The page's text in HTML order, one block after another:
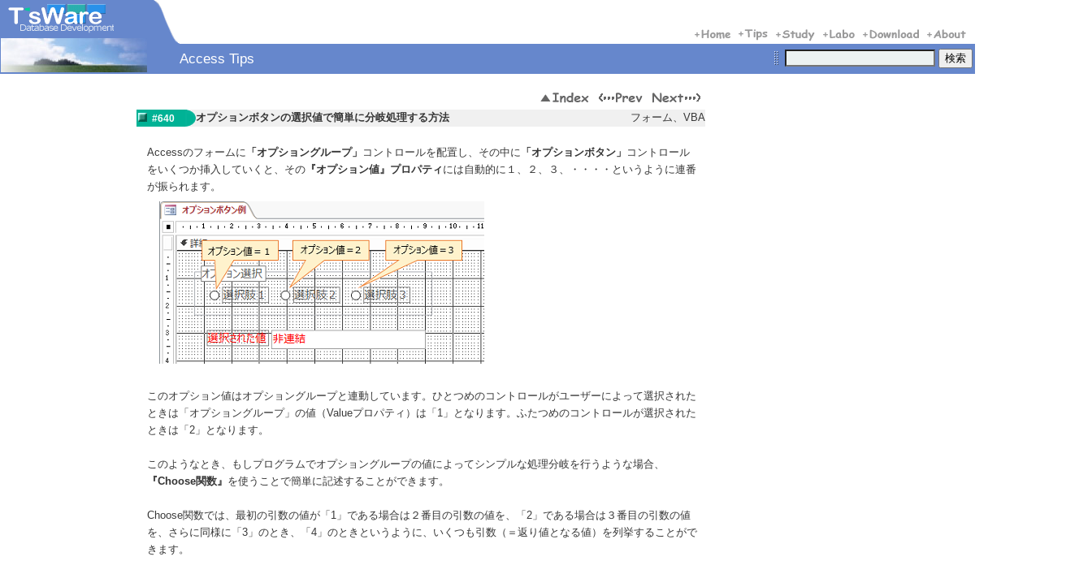
Access Tips
#640 オプションボタンの選択値で簡単に分岐処理する方法 フォーム、VBA
Accessのフォームに 「オプショングループ」 コントロールを配置し、その中に 「オプションボタン」 コントロール
をいくつか挿入していくと、その 『オプション値』プロパティ には自動的に１、２、３、・・・・というように連番
が振られます。
このオプション値はオプショングループと連動しています。ひとつめのコントロールがユーザーによって選択された
ときは「オプショングループ」の値（Valueプロパティ）は「1」となります。ふたつめのコントロールが選択された
ときは「2」となります。
このようなとき、もしプログラムでオプショングループの値によってシンプルな処理分岐を行うような場合、
『Choose関数』 を使うことで簡単に記述することができます。
Choose関数では、最初の引数の値が「1」である場合は２番目の引数の値を、「2」である場合は３番目の引数の値
を、さらに同様に「3」のとき、「4」のときというように、いくつも引数（＝返り値となる値）を列挙することがで
きます。